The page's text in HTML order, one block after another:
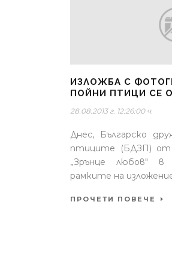
ИЗЛОЖБА С
ПОЙНИ ПТИЦИ СЕ
28.08.2013 г. 12:26:00 ч.
Днес, Българско
птиците (БДЗП)
„Зрънце любов" в
рамките на
ПРОЧЕТИ ПОВЕЧЕ